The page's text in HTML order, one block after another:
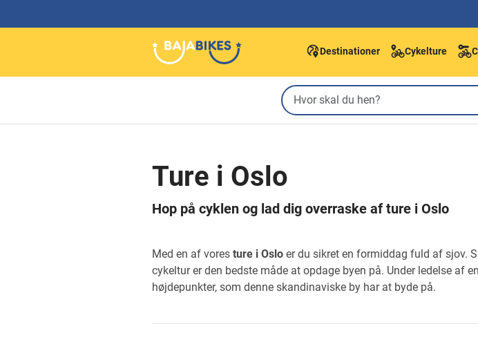
Destinationer Cykelture
Ture i Oslo
Hop på cyklen og lad dig overraske af ture i Oslo
Med en af vores ture i Oslo er du sikret en formiddag fuld af sjov.
cykeltur er den bedste måde at opdage byen på. Under ledelse af
højdepunkter, som denne skandinaviske by har at byde på.